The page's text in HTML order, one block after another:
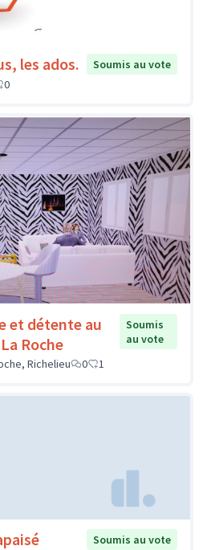
les ados.
Soumis au vote
0
et détente au
Roche
Soumis
au vote
Richelieu
0 1
Soumis au vote